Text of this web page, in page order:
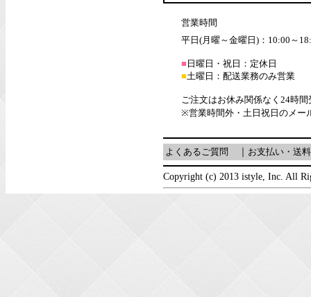
営業時間
平日(月曜～金曜日)：10:00～
■ 日曜日・祝日：定休日
■土曜日：配送業務のみ営業
ご注文はお休み関係なく24時
※営業時間外・土日祝日のメー
よくあるご質問 お支払い・送料
Copyright (c) 2013 istyle, Inc. All